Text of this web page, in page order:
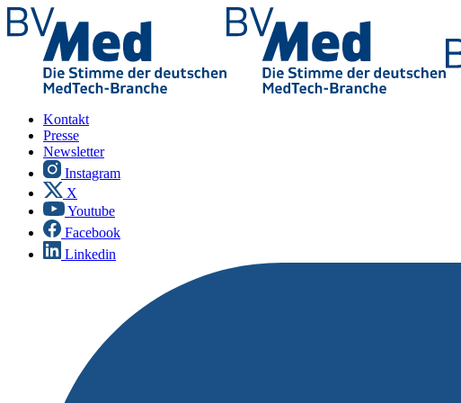
Kontakt
Presse
Newsletter
Instagram
X
Youtube
Facebook
Linkedin